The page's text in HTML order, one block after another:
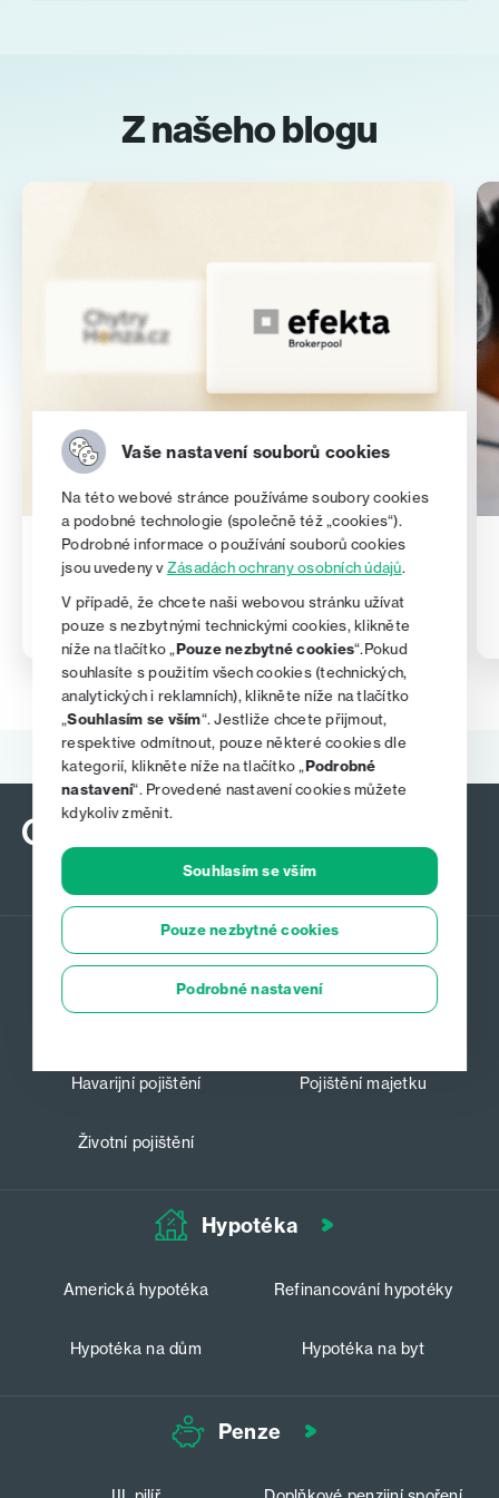
Z našeho blogu
14. 10. 2025
Chytrý Honza se mění na EFEKTA Brokerpool
Pojištění
Havarijní pojištění Pojištění majetku
Životní pojištění
Hypotéka
Americká hypotéka Refinancování hypotéky
Hypotéka na dům Hypotéka na byt
Penze
Vaše nastavení souborů cookies
Na této webové stránce používáme soubory cookies
a podobné technologie (společně též „cookies“).
Podrobné informace o používání souborů cookies
jsou uvedeny vZásadách ochrany osobních údajů.
V případě, že chcete naši webovou stránku užívat
pouze s nezbytnými technickými cookies, klikněte
níže na tlačítko „Pouze nezbytné cookies“.Pokud
souhlasíte s použitím všech cookies (technických,
analytických i reklamních), klikněte níže na tlačítko
„Souhlasím se vším“. Jestliže chcete přijmout,
respektive odmítnout, pouze některé cookies dle
kategorií, klikněte níže na tlačítko „Podrobné
nastavení“. Provedené nastavení cookies můžete
kdykoliv změnit.
Souhlasím se vším
Pouze nezbytné cookies
Podrobné nastavení